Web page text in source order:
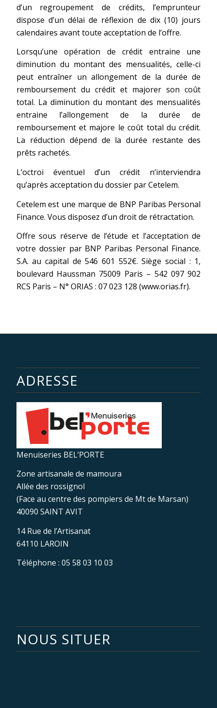
d’un regroupement de crédits, l’emprunteur
dispose d’un délai de réflexion de dix (10) jours
calendaires avant toute acceptation de l’offre.
Lorsqu’une opération de crédit entraine une
diminution du montant des mensualités, celle-ci
peut entraîner un allongement de la durée de
remboursement du crédit et majorer son coût
total. La diminution du montant des mensualités
entraine l’allongement de la durée de
remboursement et majore le coût total du crédit.
La réduction dépend de la durée restante des
prêts rachetés.
L’octroi éventuel d’un crédit n’interviendra
qu’après acceptation du dossier par Cetelem.
Cetelem est une marque de BNP Paribas Personal
Finance. Vous disposez d’un droit de rétractation.
Offre sous réserve de l’étude et l’acceptation de
votre dossier par BNP Paribas Personal Finance.
S.A. au capital de 546 601 552€. Siège social : 1,
boulevard Haussman 75009 Paris – 542 097 902
RCS Paris – N° ORIAS : 07 023 128 (www.orias.fr).
ADRESSE
Menuiseries BEL’PORTE
Zone artisanale de mamoura
Allée des rossignol
(Face au centre des pompiers de Mt de Marsan)
40090 SAINT AVIT
14 Rue de l’Artisanat
64110 LAROIN
Téléphone : 05 58 03 10 03
NOUS SITUER